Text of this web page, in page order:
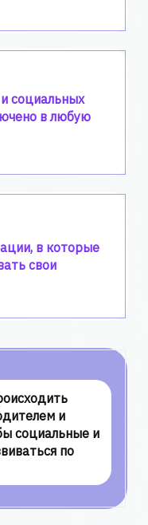
социальных
в любую
в которые
свои
и
социальные и
по